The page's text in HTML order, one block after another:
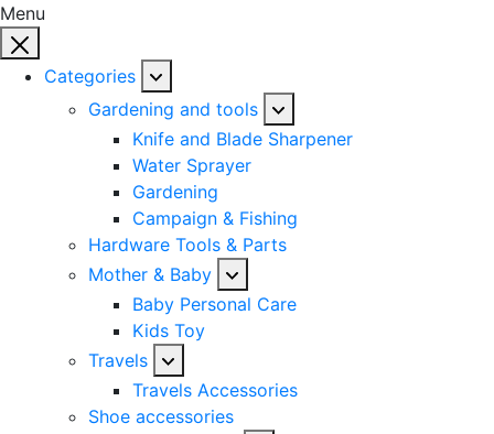
Menu
Categories
Gardening and tools
Knife and Blade Sharpener
Water Sprayer
Gardening
Campaign & Fishing
Hardware Tools & Parts
Mother & Baby
Baby Personal Care
Kids Toy
Travels
Travels Accessories
Shoe accessories